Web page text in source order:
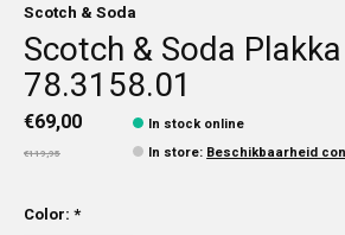
Scotch & Soda
Scotch & Soda Plakka
78.3158.01
€69,00
€119,95
In stock online
In store: Beschikbaarheid
Color: *